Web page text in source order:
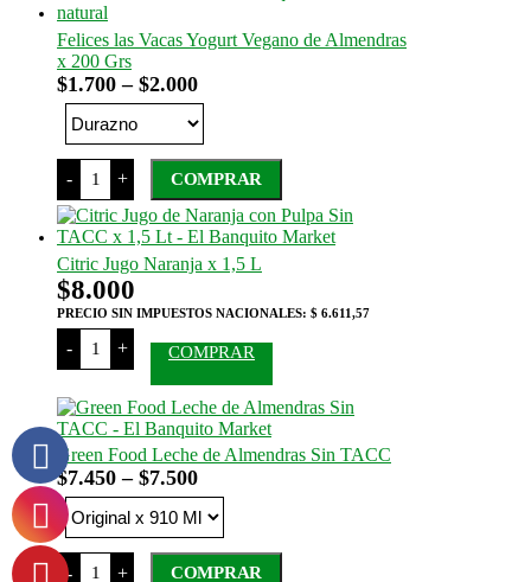
Felices las Vacas Yogurt Vegano de Almendras
x 200 Grs
$1.700 – $2.000Rango
de
desde
$1.700
hasta
$2.000
-
Felices
las
Vacas
Yogurt
Vegano
de
Almendras
x
200
Grs
cantidad
+
COMPRAR
Este
producto
tiene
varias
variantes.
Las
opciones
se
pueden
elegir
en
la
página
del
producto
Citric Jugo Naranja x 1,5 L
$8.000
PRECIO SIN IMPUESTOS NACIONALES: $ 6.611,57
-
Citric
Jugo
Naranja
1,5
L
cantidad
+ COMPRAR
Green Food Leche de Almendras Sin TACC
$7.450 – $7.500Rango
de
precios:
desde
$7.450
-
Green
Food +
COMPRAR